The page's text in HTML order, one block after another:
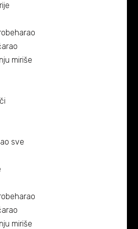
miriše
sve
miriše